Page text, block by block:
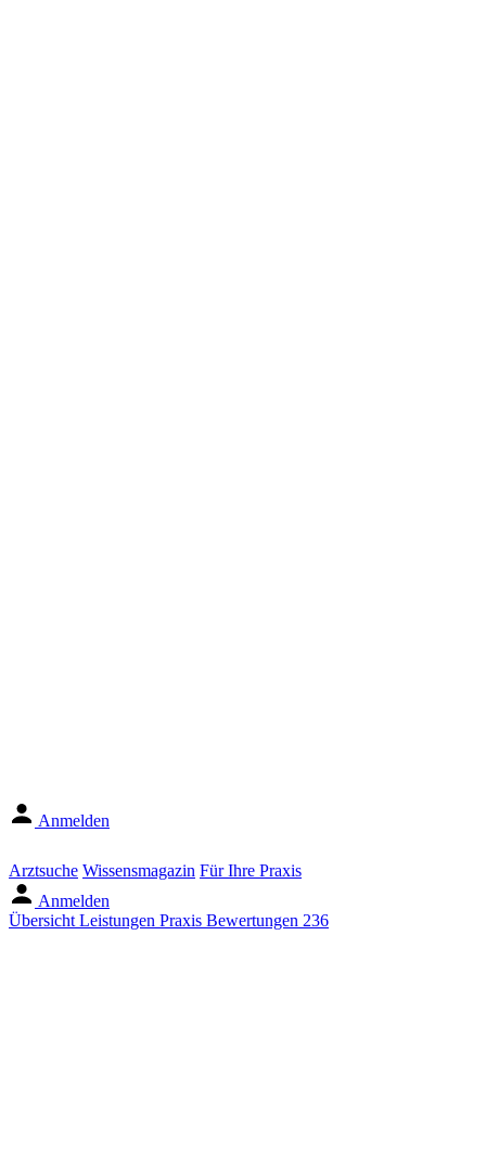
Anmelden
Arztsuche Wissensmagazin Für Ihre Praxis
Anmelden
Übersicht Leistungen Praxis Bewertungen 236